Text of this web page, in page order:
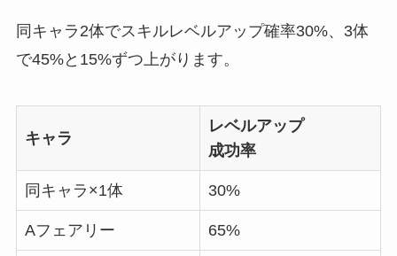
同キャラ2体でスキルレベルアップ確率30%、3体
で45%と15%ずつ上がります。
キャラ
レベルアップ
成功率
同キャラ×1体 30%
Aフェアリー 65%